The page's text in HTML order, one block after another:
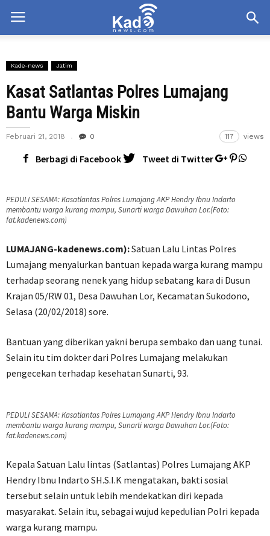
Kade-news Jatim
Kasat Satlantas Polres Lumajang
Bantu Warga Miskin
Februari 21, 2018 0 117 views
Berbagi di Facebook Tweet di Twitter
PEDULI SESAMA: Kasatlantas Polres Lumajang AKP Hendry Ibnu Indarto
membantu warga kurang mampu, Sunarti warga Dawuhan Lor.(Foto:
fat.kadenews.com)
LUMAJANG-kadenews.com):Satuan Lalu Lintas Polres
Lumajang menyalurkan bantuan kepada warga kurang mampu
terhadap seorang nenek yang hidup sebatang kara di Dusun
Krajan 05/RW 01, Desa Dawuhan Lor, Kecamatan Sukodono,
Selasa (20/02/2018) sore.
Bantuan yang diberikan yakni berupa sembako dan uang tunai.
Selain itu tim dokter dari Polres Lumajang melakukan
pengecekan terhadap kesehatan Sunarti, 93.
PEDULI SESAMA: Kasatlantas Polres Lumajang AKP Hendry Ibnu Indarto
membantu warga kurang mampu, Sunarti warga Dawuhan Lor.(Foto:
fat.kadenews.com)
Kepala Satuan Lalu lintas (Satlantas) Polres Lumajang AKP
Hendry Ibnu Indarto SH.S.I.K mengatakan, bakti sosial
tersebut selain untuk lebih mendekatkan diri kepada
masyarakat. Selain itu, sebagai wujud kepedulian Polri kepada
warga kurang mampu.